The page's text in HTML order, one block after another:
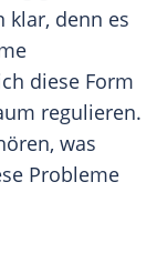
klar, denn es
diese Form
regulieren.
was
Probleme